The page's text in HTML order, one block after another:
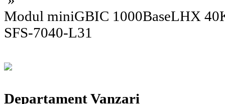
Modul miniGBIC 1000BaseLHX
SFS-7040-L31
Departament Vanzari